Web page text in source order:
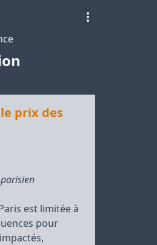
prix des
est limitée à
pour